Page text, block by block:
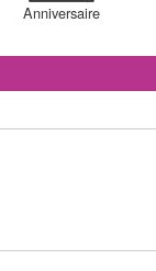
Anniversaire